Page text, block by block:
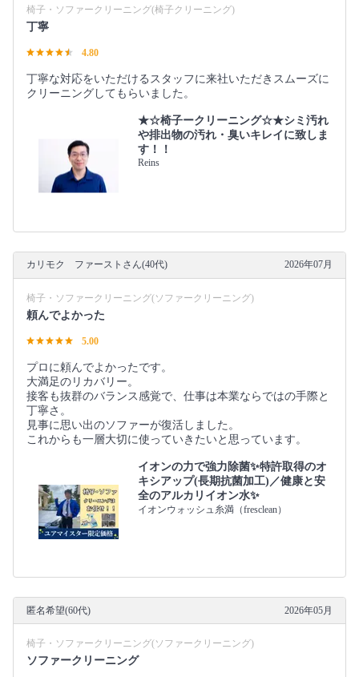
椅子・ソファークリーニング(椅子クリーニング)
丁寧
4.80
丁寧な対応をいただけるスタッフに来社いただきスムーズに
クリーニングしてもらいました。
★☆椅子ークリーニング☆★シミ汚れ
や排出物の汚れ・臭いキレイに致しま
す！！
Reins
カリモク ファーストさん(40代) 2026年07月
椅子・ソファークリーニング(ソファークリーニング)
頼んでよかった
5.00
プロに頼んでよかったです。
大満足のリカバリー。
接客も抜群のバランス感覚で、仕事は本業ならではの手際と
丁寧さ。
見事に思い出のソファーが復活しました。
これからも一層大切に使っていきたいと思っています。
イオンの力で強力除菌✨特許取得のオ
キシアップ(長期抗菌加工)／健康と安
全のアルカリイオン水✨
イオンウォッシュ糸満（fresclean）
匿名希望(60代) 2026年05月
椅子・ソファークリーニング(ソファークリーニング)
ソファークリーニング